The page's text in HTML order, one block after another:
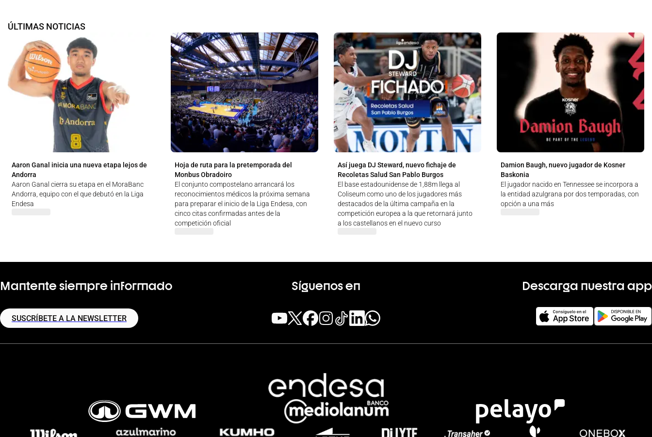
ÚLTIMAS NOTICIAS
Aaron Ganal inicia una nueva etapa lejos de
Andorra
Aaron Ganal cierra su etapa en el MoraBanc
Andorra, equipo con el que debutó en la Liga
Endesa
Hoja de ruta para la pretemporada del
Monbus Obradoiro
El conjunto compostelano arrancará los
reconocimientos médicos la próxima semana
para preparar el inicio de la Liga Endesa, con
cinco citas confirmadas antes de la
competición oficial
Así juega DJ Steward, nuevo fichaje de
Recoletas Salud San Pablo Burgos
El base estadounidense de 1,88m llega al
Coliseum como uno de los jugadores más
destacados de la última campaña en la
competición europea a la que retornará junto
a los castellanos en el nuevo curso
Damion Baugh, nuevo jugador de Kosner
Baskonia
El jugador nacido en Tennessee se incorpora a
la entidad azulgrana por dos temporadas, con
opción a una más
Mantente siempre informado
SUSCRÍBETE A LA NEWSLETTER
Síguenos en Descarga nuestra app